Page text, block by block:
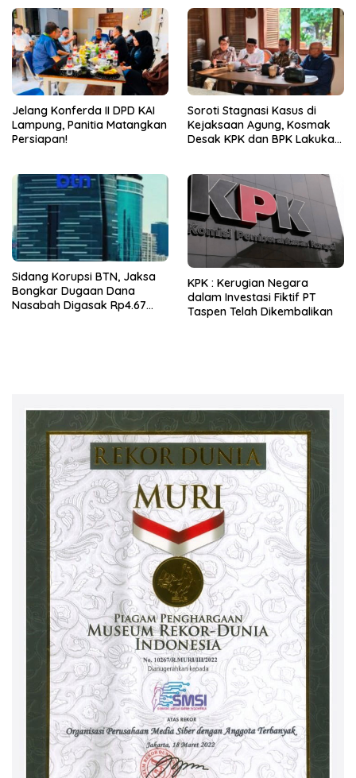
Jelang Konferda II DPD KAI
Lampung, Panitia Matangkan
Persiapan!
Soroti Stagnasi Kasus di
Kejaksaan Agung, Kosmak
Desak KPK dan BPK Lakukan
Sidang Korupsi BTN, Jaksa
Bongkar Dugaan Dana
Nasabah Digasak Rp4.67
KPK : Kerugian Negara
dalam Investasi Fiktif PT
Taspen Telah Dikembalikan